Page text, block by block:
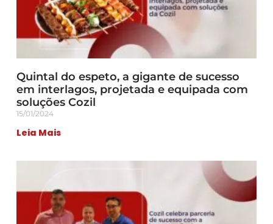
Quintal do espeto, a gigante de sucesso
em interlagos, projetada e equipada com
soluções Cozil
15/01/2024
Leia Mais